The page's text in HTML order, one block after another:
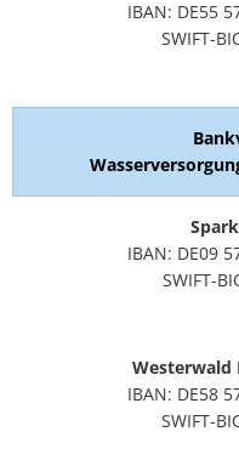
IBAN: DE55
SWIFT-
IBAN: DE09
SWIFT-
Westerwald
IBAN: DE58
SWIFT-